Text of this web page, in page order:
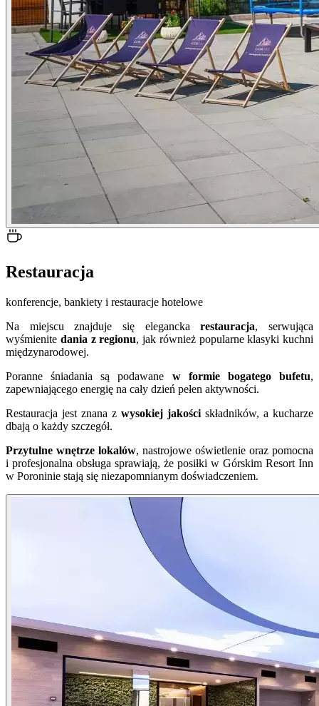
Restauracja
konferencje, bankiety i restauracje hotelowe
Na miejscu znajduje się eleganckarestauracja, serwująca
wyśmienite dania z regionu, jak również popularne klasyki kuchni
międzynarodowej.
Poranne śniadania są podawane w formie bogatego bufetu,
zapewniającego energię na cały dzień pełen aktywności.
Restauracja jest znana z wysokiej jakości składników, a kucharze
dbają o każdy szczegół.
Przytulne wnętrze lokalów, nastrojowe oświetlenie oraz pomocna
i profesjonalna obsługa sprawiają, że posiłki w Górskim Resort Inn
w Poroninie stają się niezapomnianym doświadczeniem.